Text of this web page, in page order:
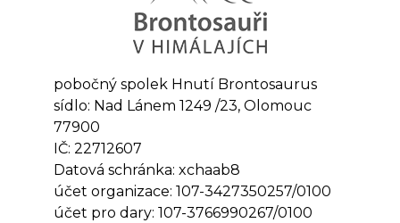
pobočný spolek Hnutí Brontosaurus
sídlo: Nad Lánem 1249 /23, Olomouc
77900
IČ: 22712607
Datová schránka: xchaab8
účet organizace: 107-3427350257/0100
účet pro dary: 107-3766990267/0100